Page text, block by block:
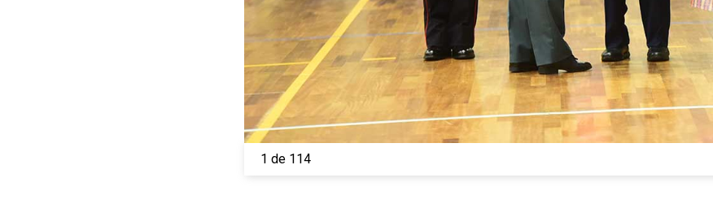
1 de 114